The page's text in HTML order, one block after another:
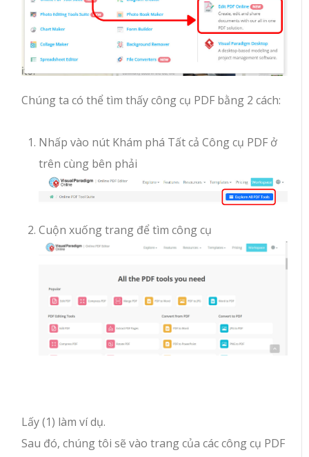
Chúng ta có thể tìm thấy công cụ PDF bằng 2 cách:
Nhấp vào nút Khám phá Tất cả Công cụ PDF ở
trên cùng bên phải
Cuộn xuống trang để tìm công cụ
Lấy (1) làm ví dụ.
Sau đó, chúng tôi sẽ vào trang của các công cụ PDF